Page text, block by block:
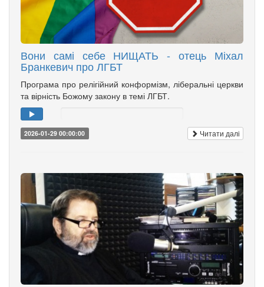
Вони самі себе НИЩАТЬ - отець Міхал
Бранкевич про ЛГБТ
Програма про релігійний конформізм, ліберальні церкви
та вірність Божому закону в темі ЛГБТ.
2026-01-29 00:00:00 Читати далі